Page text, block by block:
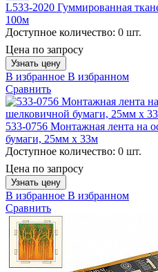
L533-2020 Гуммированная
100м
Доступное количество: 0 шт.
Цена по запросу
Узнать цену
В избранное В избранном
Сравнить
533-0756 Монтажная лента на
бумаги, 25мм х 33м
Доступное количество: 0 шт.
Цена по запросу
Узнать цену
В избранное В избранном
Сравнить